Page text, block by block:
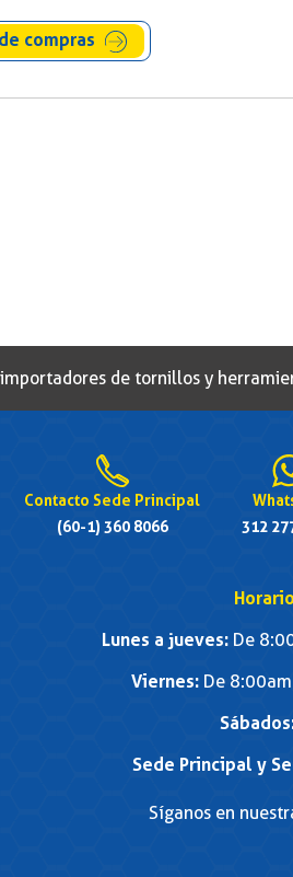
compras
de tornillos y
Contacto Sede Principal
(60-1) 360 8066
312
Lunes a jueves: De
Viernes: De
Sede Principal y
Síganos en